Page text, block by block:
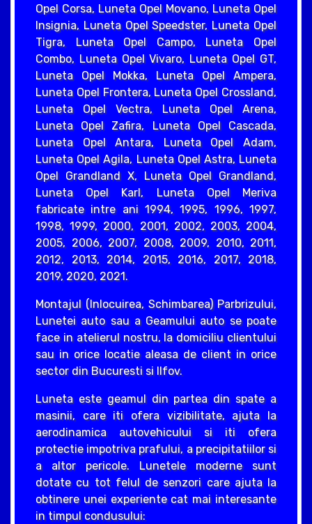
Opel Corsa, Luneta Opel Movano, Luneta Opel
Insignia, Luneta Opel Speedster, Luneta Opel
Tigra, Luneta Opel Campo, Luneta Opel
Combo, Luneta Opel Vivaro, Luneta Opel GT,
Luneta Opel Mokka, Luneta Opel Ampera,
Luneta Opel Frontera, Luneta Opel Crossland,
Luneta Opel Vectra, Luneta Opel Arena,
Luneta Opel Zafira, Luneta Opel Cascada,
Luneta Opel Antara, Luneta Opel Adam,
Luneta Opel Agila, Luneta Opel Astra, Luneta
Opel Grandland X, Luneta Opel Grandland,
Luneta Opel Karl, Luneta Opel Meriva
fabricate intre ani 1994, 1995, 1996, 1997,
1998, 1999, 2000, 2001, 2002, 2003, 2004,
2005, 2006, 2007, 2008, 2009, 2010, 2011,
2012, 2013, 2014, 2015, 2016, 2017, 2018,
2019, 2020, 2021.
Montajul (Inlocuirea, Schimbarea) Parbrizului,
Lunetei auto sau a Geamului auto se poate
face in atelierul nostru, la domiciliu clientului
sau in orice locatie aleasa de client in orice
sector din Bucuresti si Ilfov.
Luneta este geamul din partea din spate a
masinii, care iti ofera vizibilitate, ajuta la
aerodinamica autovehicului si iti ofera
protectie impotriva prafului, a precipitatiilor si
a altor pericole. Lunetele moderne sunt
dotate cu tot felul de senzori care ajuta la
obtinere unei experiente cat mai interesante
in timpul condusului: